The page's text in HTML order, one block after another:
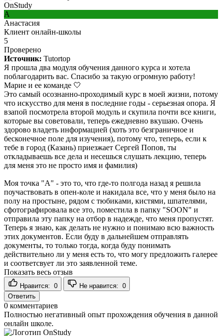
OnStudy
А
Анастасия
Клиент онлайн-школы
5
Проверено
Источник: Tutortop
Я прошла два модуля обучения данного курса и хотела
поблагодарить вас. Спасибо за такую огромную работу!
Марие и ее команде 🤍
Это самый осознанно-проходимый курс в моей жизни, потому
что искусство для меня в последние годы - серьезная опора. Я
взапой посмотрела второй модуль и скупила почти все книги,
которые вы советовали, теперь ежедневно вкушаю. Очень
здорово владеть информацией (хоть это безграничное и
бесконечное поле для изучения), потому что, теперь, если к
тебе в город (Казань) приезжает Сергей Попов, ты
откладываешь все дела и несешься слушать лекцию, теперь
для меня это не просто имя и фамилия)
Моя точка "А" - это то, что где-то полгода назад я решила
поучаствовать в опен-коле и накидала все, что у меня было на
полу на простыне, рядом с тюбиками, кистями, шпателями,
сфотографировала все это, поместила в папку "SOON" и
отправила эту папку на отбор в надежде, что меня пропустят.
Теперь я знаю, как делать не нужно и понимаю всю важность
этих документов. Если буду в дальнейшем отправлять
документы, то только тогда, когда буду понимать
действительно ли у меня есть то, что могу предложить галерее
и соответсвует ли это заявленной теме.
Показать весь отзыв
Нравится: 0 Не нравится: 0
Ответить
0 комментариев
Полностью негативный опыт прохождения обучения в данной
онлайн школе.